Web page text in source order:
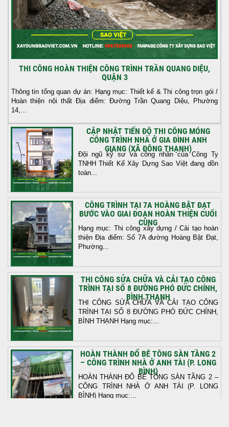
THI CÔNG HOÀN THIỆN CÔNG TRÌNH TRẦN QUANG DIỆU,
QUẬN 3
Thông tin tổng quan dự án: Hạng mục: Thiết kế & Thi công trọn gói /
Hoàn thiện nội thất Địa điểm: Đường Trần Quang Diệu, Phường
14,...
CẬP NHẬT TIẾN ĐỘ THI CÔNG MÓNG
CÔNG TRÌNH NHÀ Ở GIA ĐÌNH ANH
GIANG (XÃ ĐÔNG THẠNH)
Đội ngũ kỹ sư và công nhân của Công Ty
TNHH Thiết Kế Xây Dựng Sao Việt đang dồn
toàn...
CÔNG TRÌNH TẠI 7A HOÀNG BẬT ĐẠT
BƯỚC VÀO GIAI ĐOẠN HOÀN THIỆN CUỐI
CÙNG
Hạng mục: Thi công xây dựng / Cải tạo hoàn
thiện Địa điểm: Số 7A đường Hoàng Bật Đạt,
Phường...
THI CÔNG SỬA CHỮA VÀ CẢI TẠO CÔNG
TRÌNH TẠI SỐ 8 ĐƯỜNG PHÓ ĐỨC CHÍNH,
BÌNH THẠNH
THI CÔNG SỬA CHỮA VÀ CẢI TẠO CÔNG
TRÌNH TẠI SỐ 8 ĐƯỜNG PHÓ ĐỨC CHÍNH,
BÌNH THẠNH Hạng mục:...
HOÀN THÀNH ĐỔ BÊ TÔNG SÀN TẦNG 2
– CÔNG TRÌNH NHÀ Ở ANH TÀI (P. LONG
BÌNH)
HOÀN THÀNH ĐỔ BÊ TÔNG SÀN TẦNG 2 –
CÔNG TRÌNH NHÀ Ở ANH TÀI (P. LONG
BÌNH) Hạng mục:...